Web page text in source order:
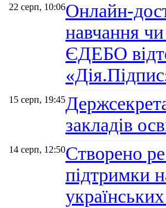
22 серп, 10:06Онлайн-
навчання
ЄДЕБО
15 серп, 19:45
закладів
14 серп, 12:50Створено
підтримки